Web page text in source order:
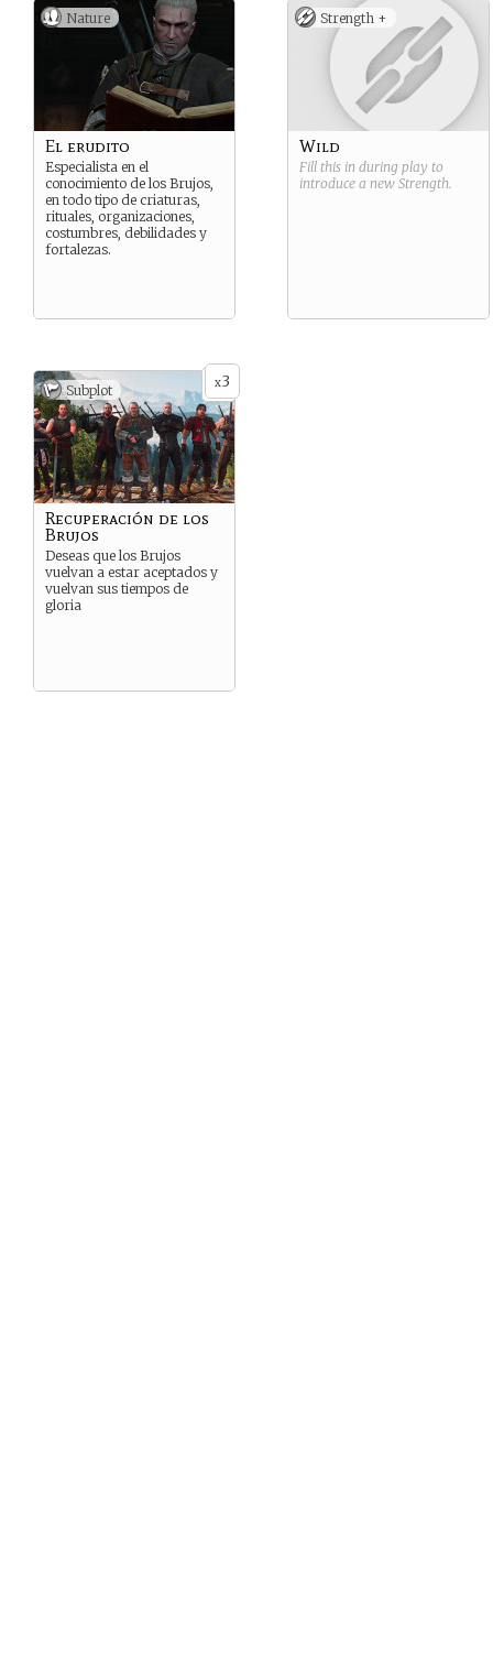
Nature
El erudito
Especialista en el
conocimiento de los Brujos,
en todo tipo de criaturas,
rituales, organizaciones,
costumbres, debilidades y
fortalezas.
Strength +
Wild
Fill this in during play to
introduce a new Strength.
x3
Subplot
Recuperación de los
Brujos
Deseas que los Brujos
vuelvan a estar aceptados y
vuelvan sus tiempos de
gloria